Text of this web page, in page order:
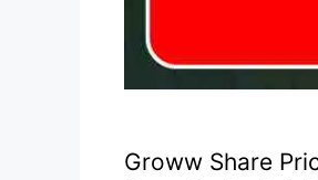
Groww Share